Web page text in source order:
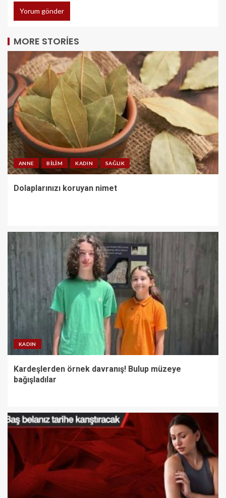
MORE STORIES
ANNE BILIM KADIN SAĞLIK
Dolaplarınızı koruyan nimet
KADIN
Kardeşlerden örnek davranış! Bulup müzeye
bağışladılar